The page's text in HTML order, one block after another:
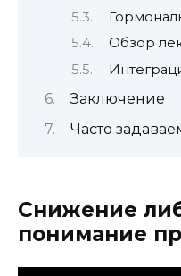
Обзор
Заключение
Часто
Снижение
понимание